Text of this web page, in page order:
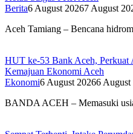
Berita6 August 20267 August
Aceh Tamiang – Bencana
HUT ke-53 Bank Aceh, Perkuat
Kemajuan Ekonomi Aceh
Ekonomi6 August 20266 August
BANDA ACEH – Memasuki